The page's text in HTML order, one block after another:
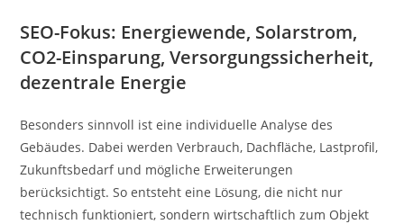
SEO-Fokus: Energiewende, Solarstrom,
CO2-Einsparung, Versorgungssicherheit,
dezentrale Energie
Besonders sinnvoll ist eine individuelle Analyse des
Gebäudes. Dabei werden Verbrauch, Dachfläche, Lastprofil,
Zukunftsbedarf und mögliche Erweiterungen
berücksichtigt. So entsteht eine Lösung, die nicht nur
technisch funktioniert, sondern wirtschaftlich zum Objekt